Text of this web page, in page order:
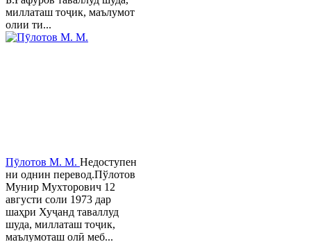
миллаташ тоҷик, маълумот
олии ти...
Пӯлотов М. М. Недоступен
ни однин перевод.Пўлотов
Мунир Мухторович 12
августи соли 1973 дар
шаҳри Хуҷанд таваллуд
шуда, миллаташ тоҷик,
маълумоташ олӣ меб...